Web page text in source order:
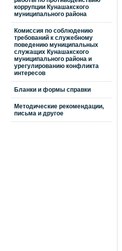
коррупции Кунашакского
муниципального района
Комиссия по соблюдению
требований к служебному
поведению муниципальных
служащих Кунашакского
муниципального района и
урегулированию конфликта
интересов
Бланки и формы справки
Методические рекомендации,
письма и другое